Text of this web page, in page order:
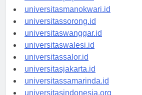
universitaspapua.id
universitasmanokwari.id
universitassorong.id
universitaswanggar.id
universitaswalesi.id
universitassalor.id
universitasjakarta.id
universitassamarinda.id